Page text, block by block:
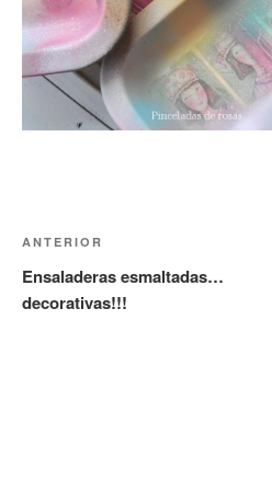
Navegación
de
entradas
Entrada
anterior:
ANTERIOR
Ensaladeras esmaltadas…
decorativas!!!